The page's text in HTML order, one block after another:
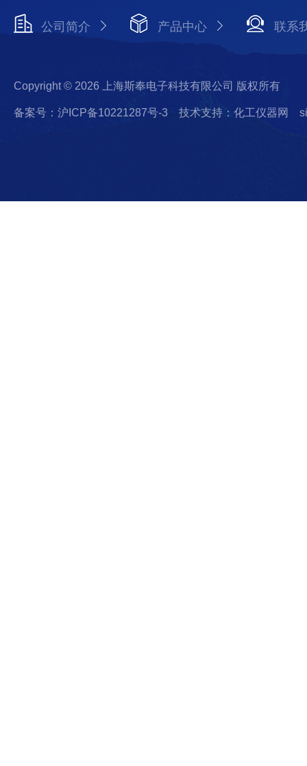
公司简介 产品中心 联系
Copyright © 2026 上海斯奉电子科技有限公司 版权所有
备案号：沪ICP备10221287号-3 技术支持：化工仪器网